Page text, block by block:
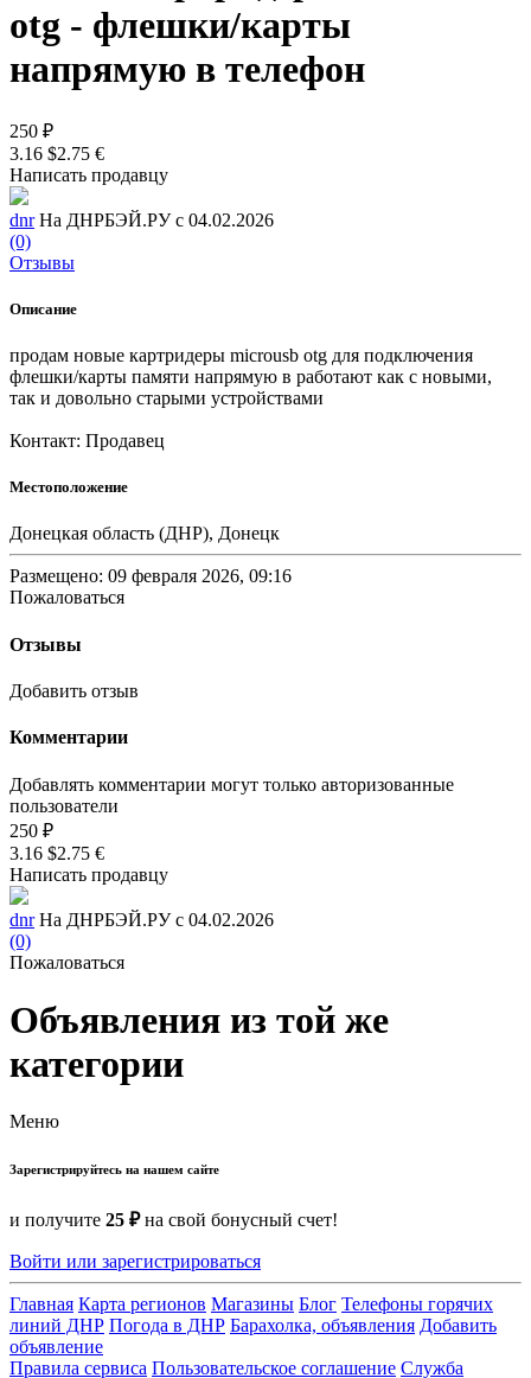
otg - флешки/карты
напрямую в телефон
250 ₽
3.16 $2.75 €
Написать продавцу
dnr На ДНРБЭЙ.РУ с 04.02.2026
(0)
Отзывы
Описание
продам нoвые картридеры microusb otg для подключения
флешки/карты памяти напрямую в работают как с новыми,
так и довольно старыми устройствами
Контакт: Продавец
Местоположение
Донецкая область (ДНР), Донецк
Размещено: 09 февраля 2026, 09:16
Пожаловаться
Отзывы
Добавить отзыв
Комментарии
Добавлять комментарии могут только авторизованные
пользователи
250 ₽
3.16 $2.75 €
Написать продавцу
dnr На ДНРБЭЙ.РУ с 04.02.2026
(0)
Пожаловаться
Объявления из той же
категории
Меню
Зарегистрируйтесь на нашем сайте
и получите 25 ₽на свой бонусный счет!
Войти или зарегистрироваться
Главная Карта регионов Магазины Блог Телефоны горячих
линий ДНР Погода в ДНР Барахолка, объявления Добавить
объявление
Правила сервиса Пользовательское соглашение Служба